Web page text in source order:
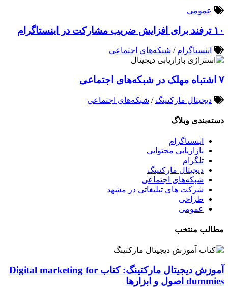
عمومی
۱۰ ترفند برای افزایش ضریب مشارکت در اینستاگرام
اینستاگرام / شبکه‌های اجتماعی
۷ اشتباه مهلک در شبکه‌های اجتماعی
دیجیتال مارکتینگ / شبکه‌های اجتماعی
دسته‌بندی وبلاگ
اینستاگرام
بازاریابی محتوایی
تلگرام
دیجیتال مارکتینگ
شبکه‌های اجتماعی
شرکت های تبلیغاتی در مشهد
طراحی
عمومی
مطالب منتخب
آموزش دیجیتال مارکتینگ: کتاب Digital marketing for
dummies اصول و ابزارها